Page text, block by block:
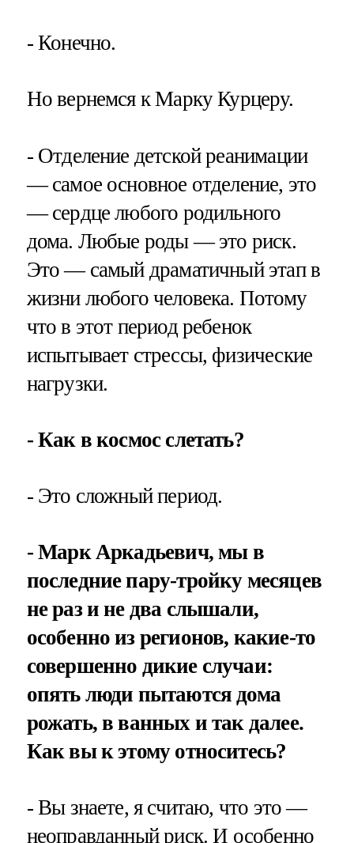
- Конечно.
Но вернемся к Марку Курцеру.
- Отделение детской реанимации
— самое основное отделение, это
— сердце любого родильного
дома. Любые роды — это риск.
Это — самый драматичный этап в
жизни любого человека. Потому
что в этот период ребенок
испытывает стрессы, физические
нагрузки.
- Как в космос слетать?
- Это сложный период.
- Марк Аркадьевич, мы в
последние пару-тройку месяцев
не раз и не два слышали,
особенно из регионов, какие-то
совершенно дикие случаи:
опять люди пытаются дома
рожать, в ванных и так далее.
Как вы к этому относитесь?
- Вы знаете, я считаю, что это —
неоправданный риск. И особенно